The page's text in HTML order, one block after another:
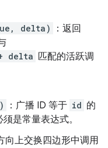
delta) ：返回
delta 匹配的活跃调
：广播 ID 等于 id 的
须是常量表达式。
向上交换四边形中调用